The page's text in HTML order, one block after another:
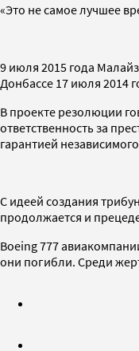
«Это не самое лучшее
9 июля 2015 года
Донбассе 17 июля 2014
В проекте резолюции
ответственность за
гарантией
С идеей создания
продолжается и
Boeing 777
они погибли. Среди